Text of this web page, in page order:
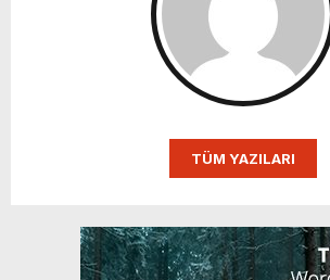
TÜM YAZILARI